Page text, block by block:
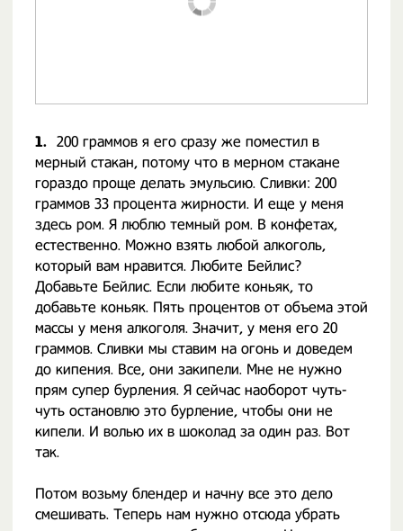
1. 200 граммов я его сразу же поместил в
мерный стакан, потому что в мерном стакане
гораздо проще делать эмульсию. Сливки: 200
граммов 33 процента жирности. И еще у меня
здесь ром. Я люблю темный ром. В конфетах,
естественно. Можно взять любой алкоголь,
который вам нравится. Любите Бейлис?
Добавьте Бейлис. Если любите коньяк, то
добавьте коньяк. Пять процентов от объема этой
массы у меня алкоголя. Значит, у меня его 20
граммов. Сливки мы ставим на огонь и доведем
до кипения. Все, они закипели. Мне не нужно
прям супер бурления. Я сейчас наоборот чуть-
чуть остановлю это бурление, чтобы они не
кипели. И волью их в шоколад за один раз. Вот
так.
Потом возьму блендер и начну все это дело
смешивать. Теперь нам нужно отсюда убрать